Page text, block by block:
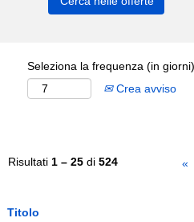
Seleziona la frequenza (in
Crea avviso
Risultati 1 – 25 di 524 «
Titolo